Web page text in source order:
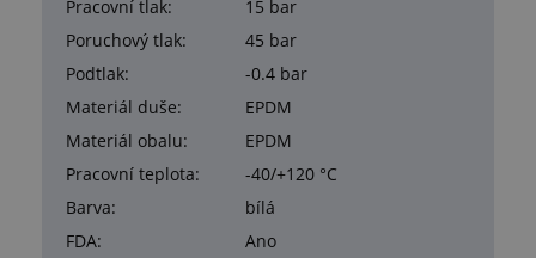
Pracovní tlak:
15 bar
Poruchový tlak:
45 bar
Podtlak:
-0.4 bar
Materiál duše:
EPDM
Materiál obalu:
EPDM
Pracovní teplota:
-40/+120 °C
Barva:
bílá
FDA:
Ano